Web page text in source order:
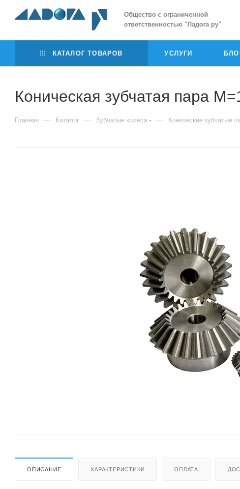
Общество с ограниченной
ответственностью "Ладога ру"
КАТАЛОГ ТОВАРОВ УСЛУГИ
Коническая зубчатая пара
Главная — Каталог — Зубчатые колеса — Конические зубчатые
ОПИСАНИЕ ХАРАКТЕРИСТИКИ ОПЛАТА